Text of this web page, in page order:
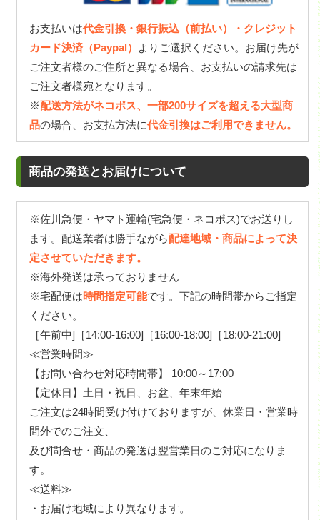
お支払いは代金引換・銀行振込（前払い）・クレジット
カード決済（Paypal）
よりご選択ください。お届け先が
ご注文者様のご住所と異なる場合、お支払いの請求先は
ご注文者様宛となります。
※配送方法がネコポス、一部200サイズを超える大型商
品の場合、お支払方法に代金引換はご利用できません。
商品の発送とお届けについて
※佐川急便・ヤマト運輸(宅急便・ネコポス)でお送りし
ます。配送業者は勝手ながら配達地域・商品によって決
定させていただきます。
※海外発送は承っておりません
※宅配便は時間指定可能です。下記の時間帯からご指定
ください。
［午前中]［14:00-16:00]［16:00-18:00]［18:00-21:00]
≪営業時間≫
【お問い合わせ対応時間帯】 10:00～17:00
【定休日】土日・祝日、お盆、年末年始
ご注文は24時間受け付けておりますが、休業日・営業時
間外でのご注文、
及び問合せ・商品の発送は翌営業日のご対応になりま
す。
≪送料≫
・お届け地域により異なります。